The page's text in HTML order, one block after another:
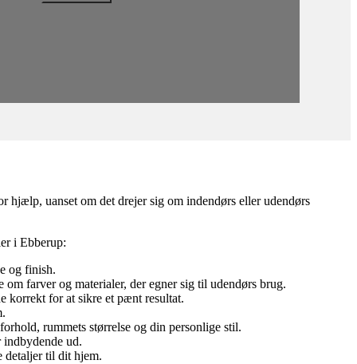
uanset om det drejer sig om indendørs eller udendørs
i Ebberup:
og finish.
farver og materialer, der egner sig til udendørs brug.
korrekt for at sikre et pænt resultat.
rummets størrelse og din personlige stil.
ud.
detaljer til dit hjem.